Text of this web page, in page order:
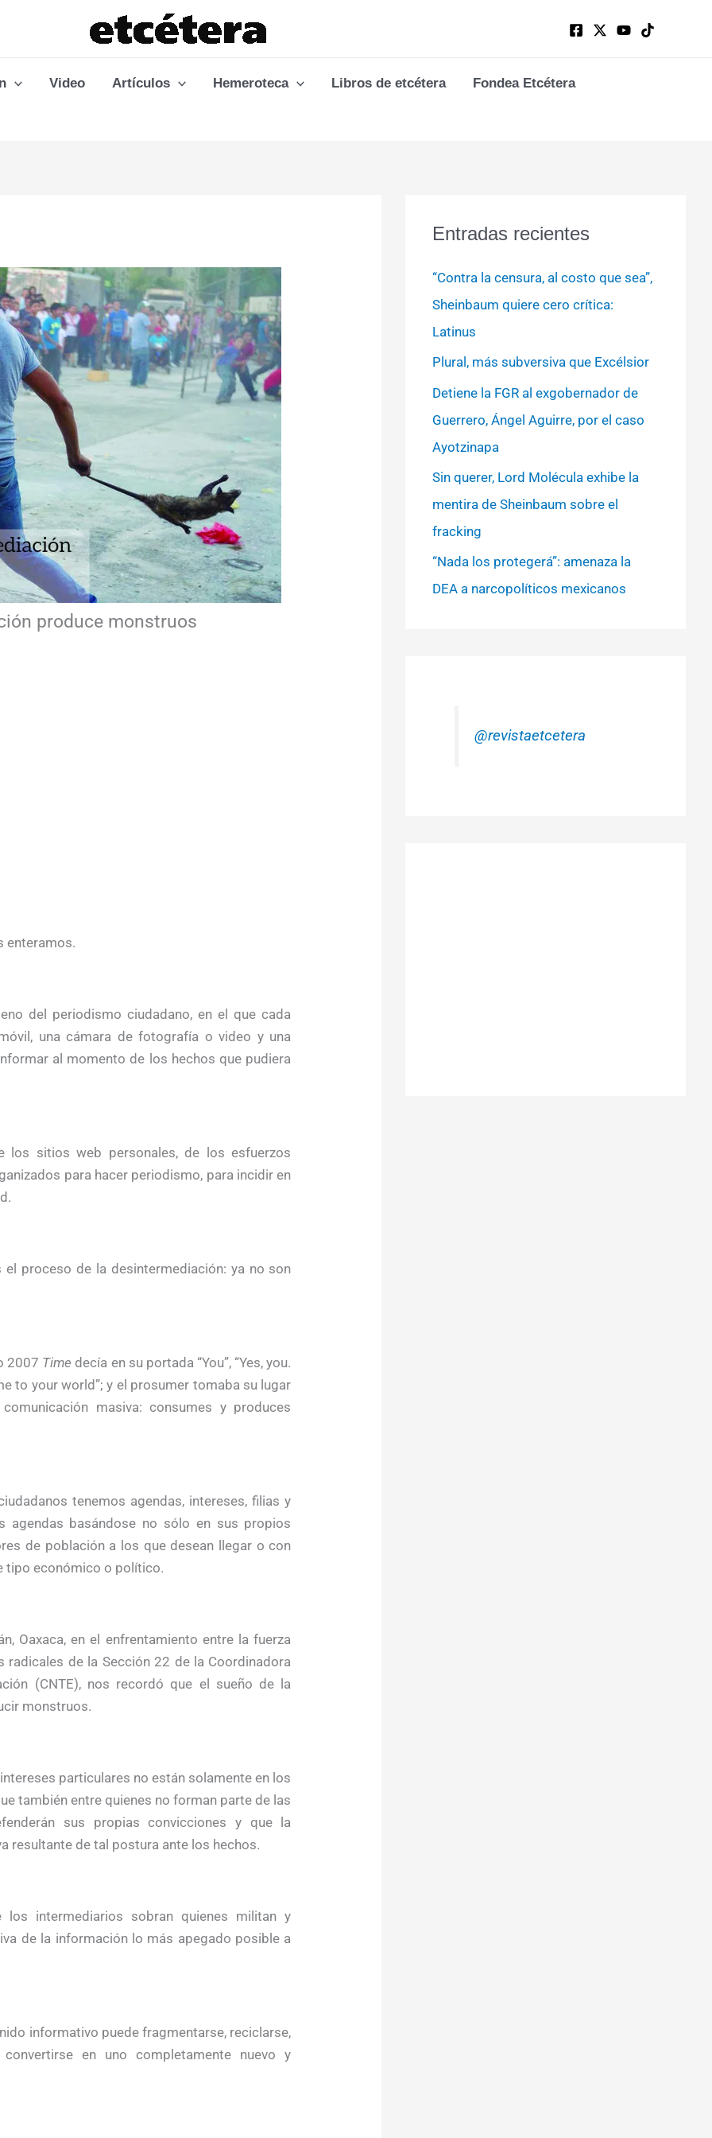
Video Artículos Hemeroteca Libros de etcétera Fondea Etcétera
produce monstruos
enteramos.
del periodismo ciudadano, en el que cada
una cámara de fotografía o video y una
al momento de los hechos que pudiera
los sitios web personales, de los esfuerzos
para hacer periodismo, para incidir en
el proceso de la desintermediación: ya no son
2007 Timedecía en su portada “You”, “Yes, you.
to your world”; y el prosumer tomaba su lugar
masiva: consumes y produces
tenemos agendas, intereses, filias y
agendas basándose no sólo en sus propios
de población a los que desean llegar o con
tipo económico o político.
Oaxaca, en el enfrentamiento entre la fuerza
de la Sección 22 de la Coordinadora
(CNTE), nos recordó que el sueño de la
monstruos.
particulares no están solamente en los
también entre quienes no forman parte de las
sus propias convicciones y que la
resultante de tal postura ante los hechos.
intermediarios sobran quienes militan y
de la información lo más apegado posible a
informativo puede fragmentarse, reciclarse,
en uno completamente nuevo y
Entradas recientes
“Contra la censura, al costo que sea”,
Sheinbaum quiere cero crítica:
Latinus
Plural, más subversiva que Excélsior
Detiene la FGR al exgobernador de
Guerrero, Ángel Aguirre, por el caso
Ayotzinapa
Sin querer, Lord Molécula exhibe la
mentira de Sheinbaum sobre el
fracking
“Nada los protegerá”: amenaza la
DEA a narcopolíticos mexicanos
@revistaetcetera